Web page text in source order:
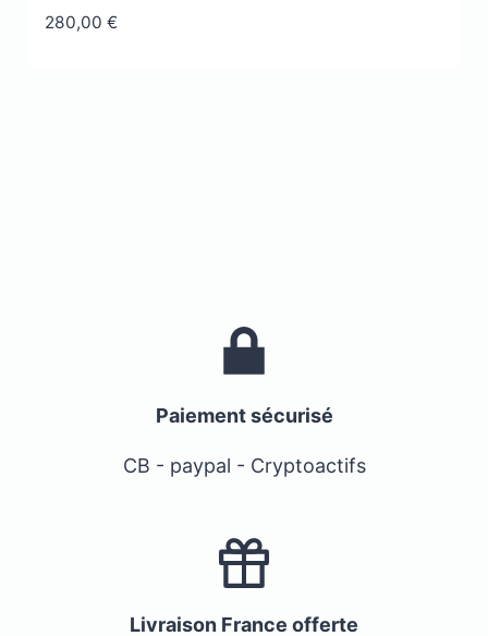
280,00€
Paiement sécurisé
CB - paypal - Cryptoactifs
Livraison France offerte